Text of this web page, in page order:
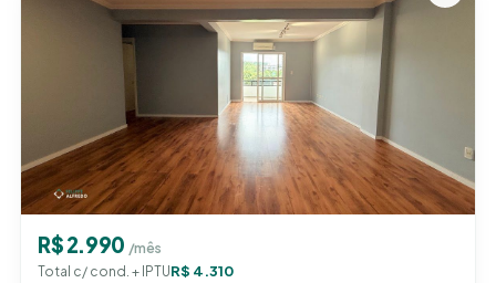
R$ 2.990 /mês
Total c/ cond. + IPTUR$ 4.310